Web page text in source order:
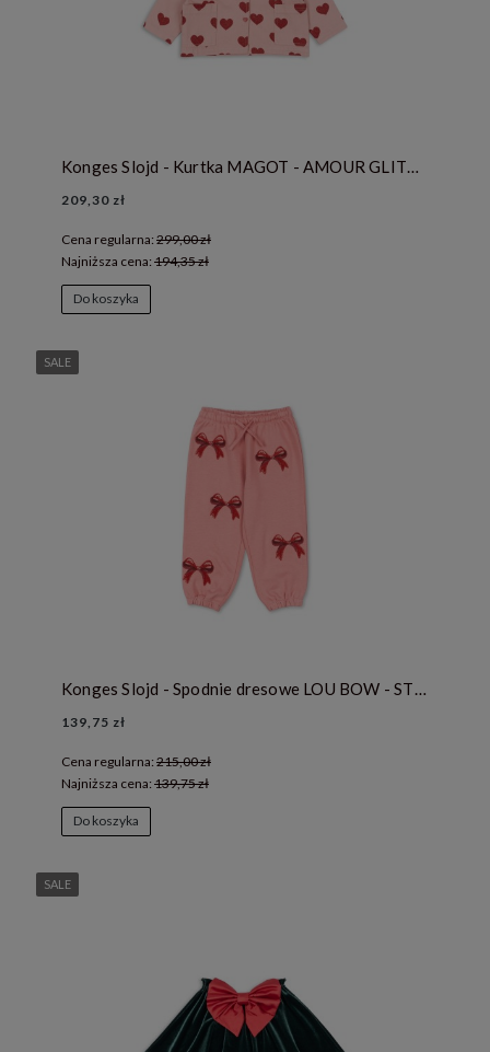
Konges Slojd - Kurtka MAGOT - AMOUR GLITTER
209,30 zł
Cena regularna: 299,00 zł
Najniższa cena: 194,35 zł
Do koszyka
Konges Slojd - Spodnie dresowe LOU BOW - STRAWBERRY ICE
139,75 zł
Cena regularna: 215,00 zł
Najniższa cena: 139,75 zł
Do koszyka
SALE
SALE